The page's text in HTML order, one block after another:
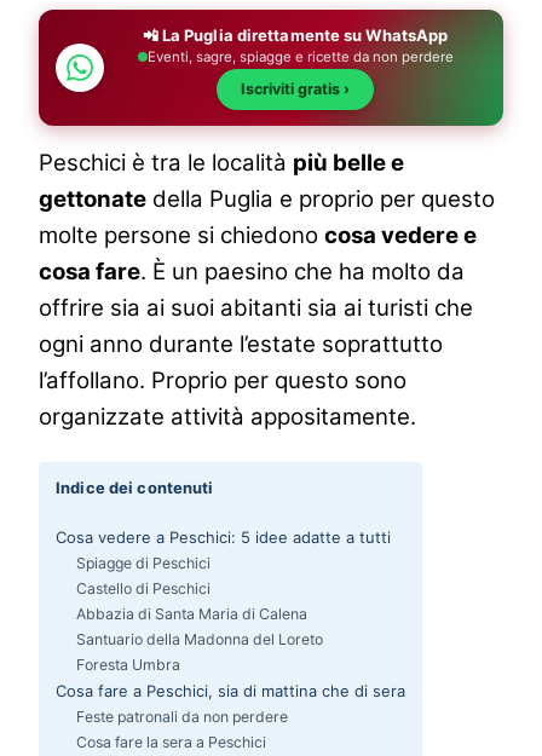
📲 La Puglia direttamente su WhatsApp
Eventi, sagre, spiagge e ricette da non perdere
Iscriviti gratis ›
Peschici è tra le località più belle e
gettonate della Puglia e proprio per questo
molte persone si chiedono cosa vedere e
cosa fare. È un paesino che ha molto da
offrire sia ai suoi abitanti sia ai turisti che
ogni anno durante l’estate soprattutto
l’affollano. Proprio per questo sono
organizzate attività appositamente.
Indice dei contenuti
Cosa vedere a Peschici: 5 idee adatte a tutti
Spiagge di Peschici
Castello di Peschici
Abbazia di Santa Maria di Calena
Santuario della Madonna del Loreto
Foresta Umbra
Cosa fare a Peschici, sia di mattina che di sera
Feste patronali da non perdere
Cosa fare la sera a Peschici